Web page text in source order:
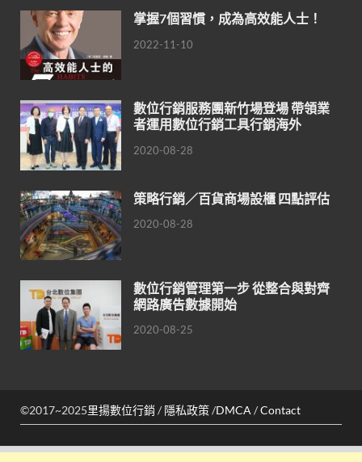
掌握7個習慣，成為高效能人士！
2022-11-10
數位行銷服務團新竹場登場 帶領業
者運用數位行銷工具行銷海外
2020-08-28
策略行銷／百貨商場設櫃 四點評估
2020-08-28
數位行銷管理第一步 從整合與對齊
網路廣告數據開始
2020-08-25
©2017~2025里揚數位行銷 / 隱私政策/DMCA /Contact